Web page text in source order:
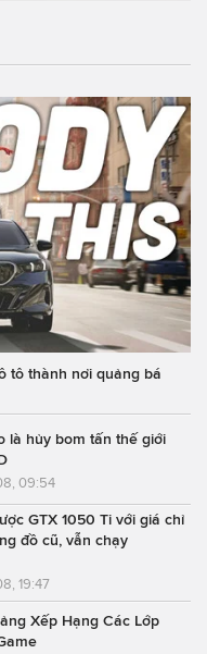
tô thành nơi quảng bá
là hủy bom tấn thế giới
09:54
GTX 1050 Ti với giá chỉ
đồ cũ, vẫn chạy
19:47
Xếp Hạng Các Lớp